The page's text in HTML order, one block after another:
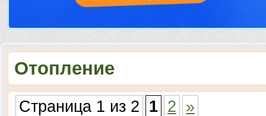
Отопление
Страница 1 из 2 1 2 »